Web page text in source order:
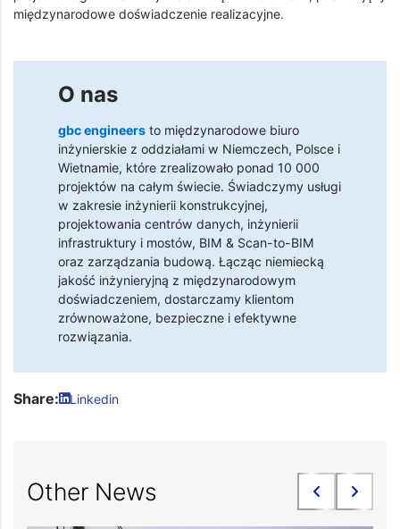
międzynarodowe doświadczenie realizacyjne.
O nas
gbc engineers to międzynarodowe biuro
inżynierskie z oddziałami w Niemczech, Polsce i
Wietnamie, które zrealizowało ponad 10 000
projektów na całym świecie. Świadczymy usługi
w zakresie inżynierii konstrukcyjnej,
projektowania centrów danych, inżynierii
infrastruktury i mostów, BIM & Scan-to-BIM
oraz zarządzania budową. Łącząc niemiecką
jakość inżynieryjną z międzynarodowym
doświadczeniem, dostarczamy klientom
zrównoważone, bezpieczne i efektywne
rozwiązania.
Share: Linkedin
Other News